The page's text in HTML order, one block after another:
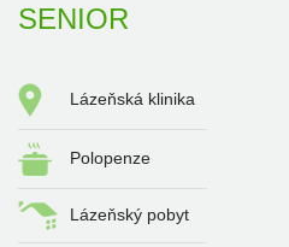
SENIOR
Lázeňská klinika
Polopenze
Lázeňský pobyt